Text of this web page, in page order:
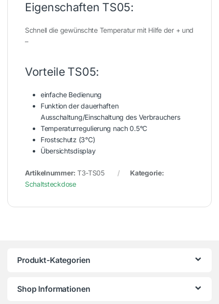
Eigenschaften TS05:
Schnell die gewünschte Temperatur mit Hilfe der + und
–
Vorteile TS05:
einfache Bedienung
Funktion der dauerhaften
Ausschaltung/Einschaltung des Verbrauchers
Temperaturregulierung nach 0.5°C
Frostschutz (3°C)
Übersichtsdisplay
Artikelnummer: T3-TS05
Kategorie:
Schaltsteckdose
Produkt-Kategorien
Shop Informationen